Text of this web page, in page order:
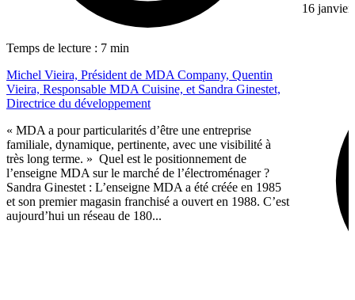
Temps de lecture : 7 min
Michel Vieira, Président de MDA Company, Quentin
Vieira, Responsable MDA Cuisine, et Sandra Ginestet,
Directrice du développement
« MDA a pour particularités d’être une entreprise
familiale, dynamique, pertinente, avec une visibilité à
très long terme. » Quel est le positionnement de
l’enseigne MDA sur le marché de l’électroménager ?
Sandra Ginestet : L’enseigne MDA a été créée en 1985
et son premier magasin franchisé a ouvert en 1988. C’est
aujourd’hui un réseau de 180...
16 janvier